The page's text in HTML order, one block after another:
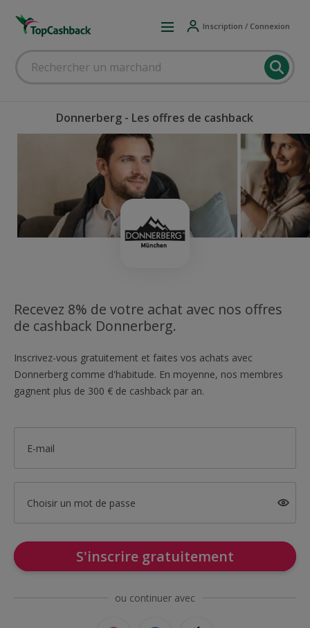
Inscription / Connexion
Donnerberg - Les offres de cashback
Recevez 8% de votre achat avec nos offres
de cashback Donnerberg.
Inscrivez-vous gratuitement et faites vos achats avec
Donnerberg comme d'habitude. En moyenne, nos membres
gagnent plus de 300 € de cashback par an.
E-mail
Choisir un mot de passe
S'inscrire gratuitement
ou continuer avec